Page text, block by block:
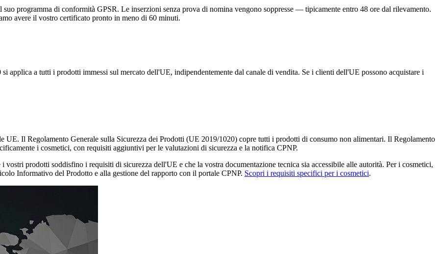
programma di conformità GPSR. Le inserzioni senza prova di nomina vengono soppresse — tipicamente entro 48 ore dal rilevamento.
avere il vostro certificato pronto in meno di 60 minuti.
applica a tutti i prodotti immessi sul mercato dell'UE, indipendentemente dal canale di vendita. Se i clienti dell'UE possono acquistare i
UE. Il Regolamento Generale sulla Sicurezza dei Prodotti (UE 2019/1020) copre tutti i prodotti di consumo non alimentari. Il Regolamento
i cosmetici, con requisiti aggiuntivi per le valutazioni di sicurezza e la notifica CPNP.
vostri prodotti soddisfino i requisiti di sicurezza dell'UE e che la vostra documentazione tecnica sia accessibile alle autorità. Per i cosmetici,
Informativo del Prodotto e alla gestione del rapporto con il portale CPNP. Scopri i requisiti specifici per i cosmetici.